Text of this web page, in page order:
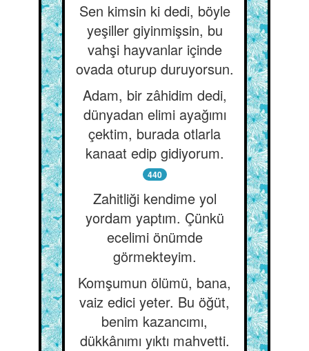
Sen kimsin ki dedi, böyle
yeşiller giyinmişsin, bu
vahşi hayvanlar içinde
ovada oturup duruyorsun.
Adam, bir zâhidim dedi,
dünyadan elimi ayağımı
çektim, burada otlarla
kanaat edip gidiyorum.
440
Zahitliği kendime yol
yordam yaptım. Çünkü
ecelimi önümde
görmekteyim.
Komşumun ölümü, bana,
vaiz edici yeter. Bu öğüt,
benim kazancımı,
dükkânımı yıktı mahvetti.